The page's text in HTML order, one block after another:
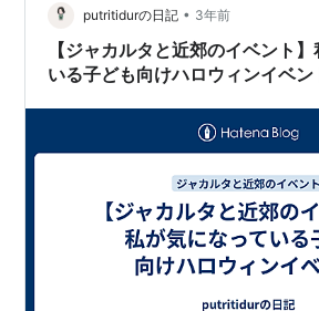
期間 2023年10月26日（木）10：00～
20：00まで イベントボーナス 「ナ
putritidurの日記 • 3年前
【ジャカルタと近郊のイベント
いる子ども向けハロウィンイベン